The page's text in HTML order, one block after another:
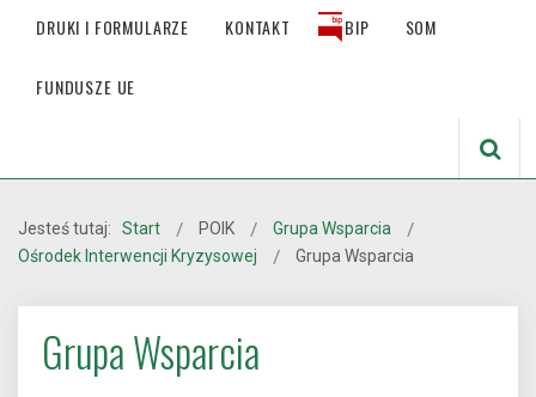
DRUKI I FORMULARZE KONTAKT BIP SOM
FUNDUSZE UE
Jesteś tutaj: Start POIK
Grupa Wsparcia
Ośrodek Interwencji Kryzysowej
Grupa Wsparcia
Grupa Wsparcia